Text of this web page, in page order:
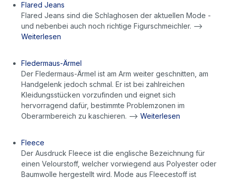
Flared Jeans
Flared Jeans sind die Schlaghosen der aktuellen Mode -
und nebenbei auch noch richtige Figurschmeichler. -->
Weiterlesen
Fledermaus-Ärmel
Der Fledermaus-Ärmel ist am Arm weiter geschnitten, am
Handgelenk jedoch schmal. Er ist bei zahlreichen
Kleidungsstücken vorzufinden und eignet sich
hervorragend dafür, bestimmte Problemzonen im
Oberarmbereich zu kaschieren. --> Weiterlesen
Fleece
Der Ausdruck Fleece ist die englische Bezeichnung für
einen Velourstoff, welcher vorwiegend aus Polyester oder
Baumwolle hergestellt wird. Mode aus Fleecestoff ist